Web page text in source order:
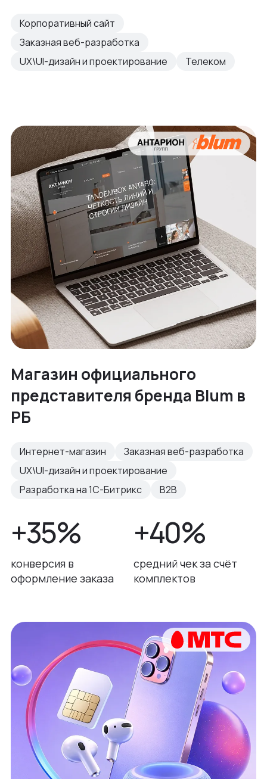
Корпоративный сайт
Заказная веб-разработка
UX\UI-дизайн и проектирование
Телеком
Магазин официального
представителя бренда Blum в
РБ
Интернет-магазин
Заказная веб-разработка
UX\UI-дизайн и проектирование
Разработка на 1С-Битрикс
B2B
+35%
конверсия в
оформление заказа
+40%
средний чек за счёт
комплектов